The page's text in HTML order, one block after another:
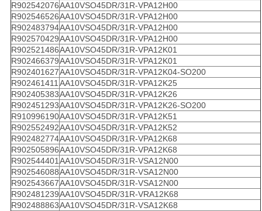
R902542076AA10VSO45DR/31R-VPA12H00
R902546526AA10VSO45DR/31R-VPA12H00
R902483794AA10VSO45DR/31R-VPA12H00
R902570429AA10VSO45DR/31R-VPA12H00
R902521486AA10VSO45DR/31R-VPA12K01
R902466379AA10VSO45DR/31R-VPA12K01
R902401627AA10VSO45DR/31R-VPA12K04-SO200
R902461411AA10VSO45DR/31R-VPA12K25
R902405383AA10VSO45DR/31R-VPA12K26
R902451293AA10VSO45DR/31R-VPA12K26-SO200
R910996190AA10VSO45DR/31R-VPA12K51
R902552492AA10VSO45DR/31R-VPA12K52
R902482774AA10VSO45DR/31R-VPA12K68
R902505896AA10VSO45DR/31R-VPA12K68
R902544401AA10VSO45DR/31R-VSA12N00
R902546088AA10VSO45DR/31R-VSA12N00
R902543667AA10VSO45DR/31R-VSA12N00
R902481239AA10VSO45DR/31R-VRA12K68
R902488863AA10VSO45DR/31R-VSA12K68